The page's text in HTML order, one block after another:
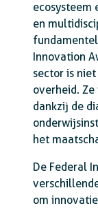
ecosysteem
en
Innovation
sector is
overheid.
dankzij de
het
De Federal
om